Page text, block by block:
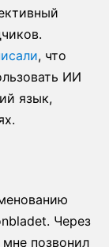
, что
ИИ
язык,
Через
мне позвонил